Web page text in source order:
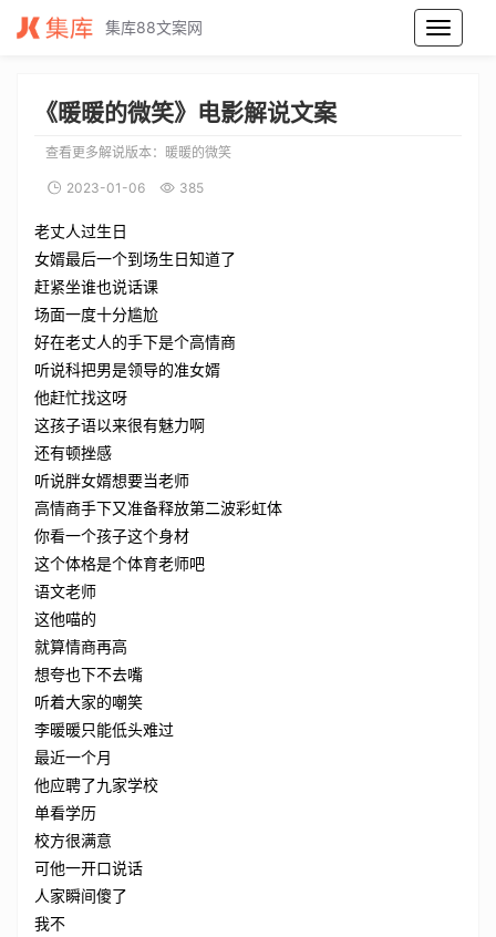
暖暖的微笑电影解说文案_暖暖的微笑电影解说词_暖暖的微笑电影解说稿
集库88文案网
《暖暖的微笑》电影解说文案
查看更多解说版本： 暖暖的微笑
2023-01-06 385
老丈人过生日
女婿最后一个到场生日知道了
赶紧坐谁也说话课
场面一度十分尴尬
好在老丈人的手下是个高情商
听说科把男是领导的准女婿
他赶忙找这呀
这孩子语以来很有魅力啊
还有顿挫感
听说胖女婿想要当老师
高情商手下又准备释放第二波彩虹体
你看一个孩子这个身材
这个体格是个体育老师吧
语文老师
这他喵的
就算情商再高
想夸也下不去嘴
听着大家的嘲笑
李暖暖只能低头难过
最近一个月
他应聘了九家学校
单看学历
校方很满意
可他一开口说话
人家瞬间傻了
我不